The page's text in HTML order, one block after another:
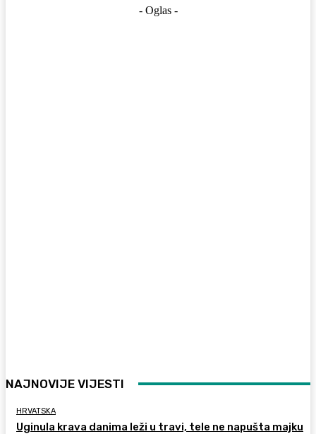
- Oglas -
NAJNOVIJE VIJESTI
HRVATSKA
Uginula krava danima leži u travi, tele ne napušta majku